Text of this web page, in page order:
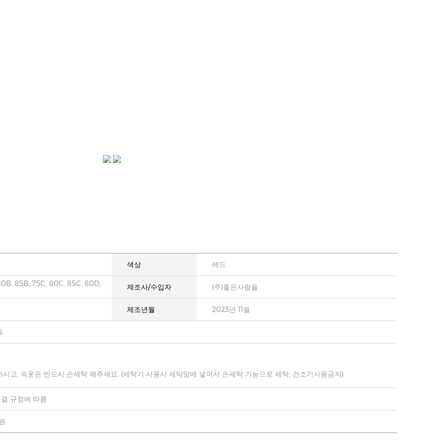
색상 레드
85B, 75C, 80C, 85C, 80D, 제조사/수입자 (주)좋은사람들
제조년월 2023년 11월
고, 속옷은 반드시 손세탁 해주세요. (세탁기 사용시 세탁망에 넣어서 손세탁 기능으로 세탁, 건조기사용금지)
규정에 따름